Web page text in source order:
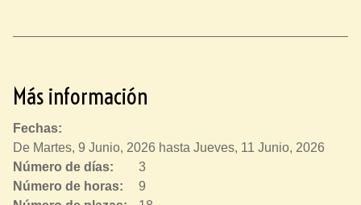
Más información
Fechas:
De Martes, 9 Junio, 2026 hasta Jueves, 11 Junio, 2026
Número de días:
3
Número de horas:
9